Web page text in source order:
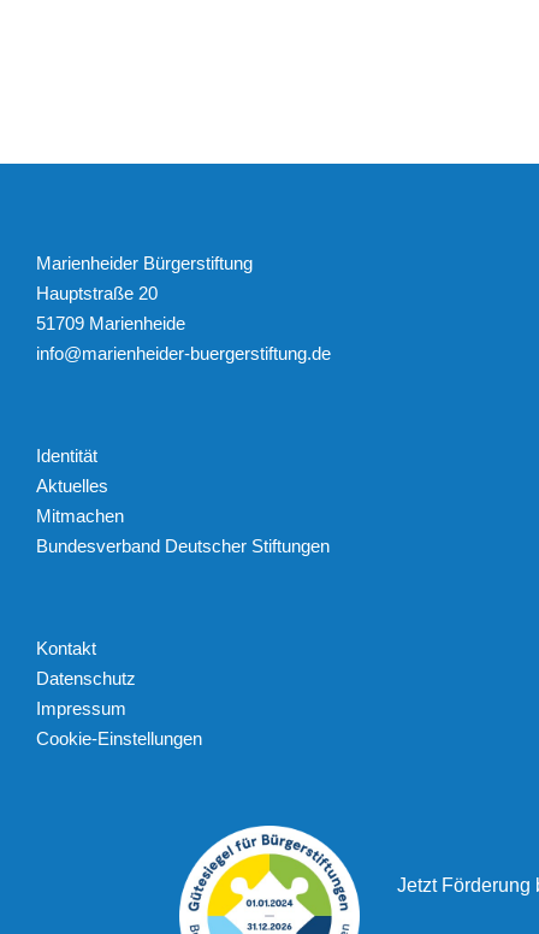
Marienheider Bürgerstiftung
Hauptstraße 20
51709 Marienheide
info@marienheider-buergerstiftung.de
Identität
Aktuelles
Mitmachen
Bundesverband Deutscher Stiftungen
Kontakt
Datenschutz
Impressum
Cookie-Einstellungen
Jetzt Förderung